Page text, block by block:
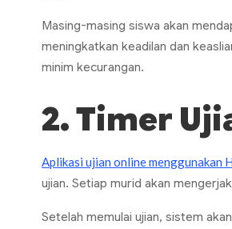
Masing-masing siswa akan
meningkatkan keadilan dan
minim kecurangan.
2.Timer
Aplikasi ujian online menggunakan
ujian. Setiap murid akan
Setelah memulai ujian, sistem